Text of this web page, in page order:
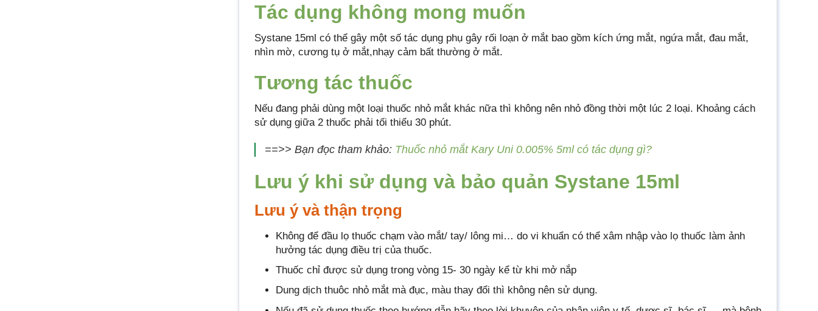
Tác dụng không mong muốn
Systane 15ml có thể gây một số tác dụng phụ gây rối loạn ở mắt bao gồm kích ứng mắt, ngứa mắt, đau mắt,
nhìn mờ, cương tụ ở mắt,nhạy cảm bất thường ở mắt.
Tương tác thuốc
Nếu đang phải dùng một loại thuốc nhỏ mắt khác nữa thì không nên nhỏ đồng thời một lúc 2 loại. Khoảng cách
sử dụng giữa 2 thuốc phải tối thiểu 30 phút.
==>> Bạn đọc tham khảo: Thuốc nhỏ mắt Kary Uni 0.005% 5ml có tác dụng gì?
Lưu ý khi sử dụng và bảo quản Systane 15ml
Lưu ý và thận trọng
Không để đầu lọ thuốc chạm vào mắt/ tay/ lông mi… do vi khuẩn có thể xâm nhập vào lọ thuốc làm ảnh
hưởng tác dụng điều trị của thuốc.
Thuốc chỉ được sử dụng trong vòng 15- 30 ngày kể từ khi mở nắp
Dung dịch thuôc nhỏ mắt mà đục, màu thay đổi thì không nên sử dụng.